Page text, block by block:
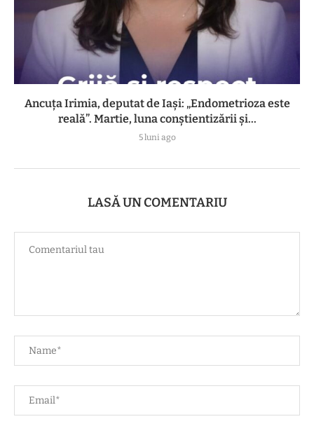
Ancuța Irimia, deputat de Iași: „Endometrioza este
reală”. Martie, luna conștientizării și...
5 luni ago
LASĂ UN COMENTARIU